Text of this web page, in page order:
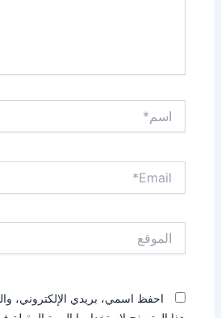
احفظ اسمي، بريدي الإلكتروني،